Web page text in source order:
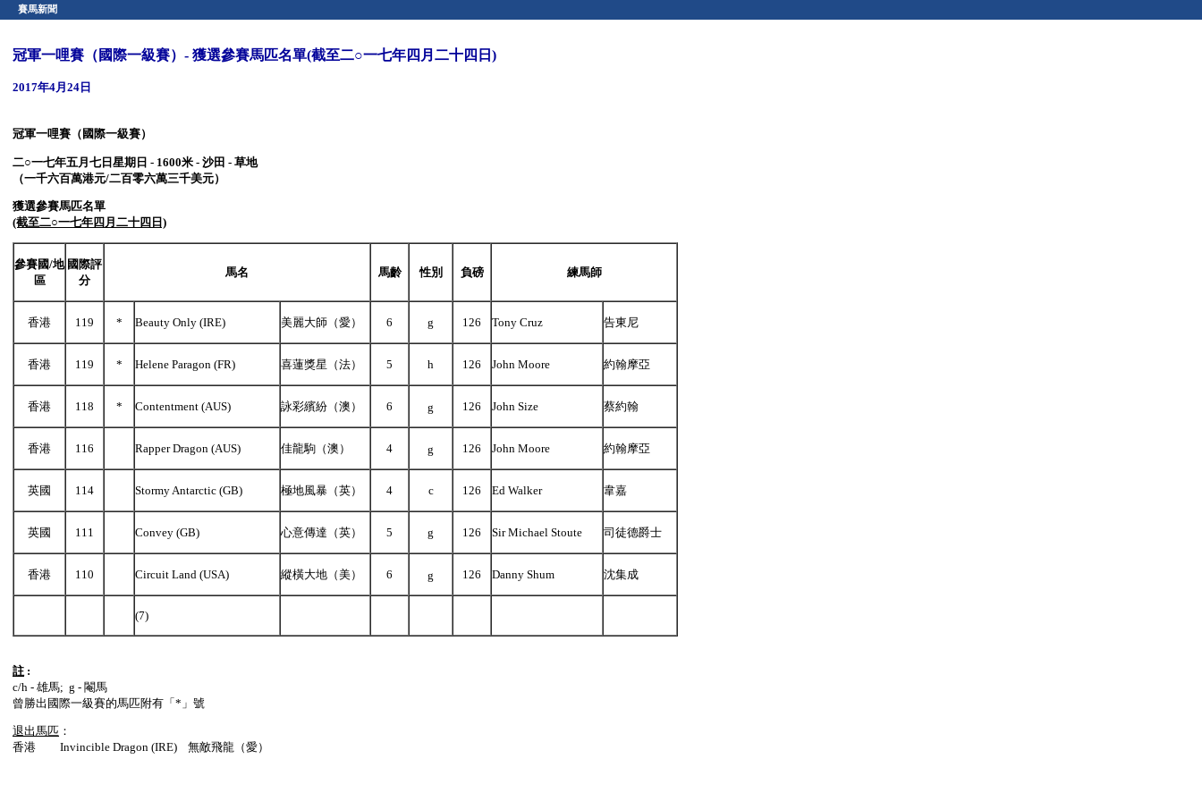
賽馬新聞
冠軍一哩賽（國際一級賽）- 獲選參賽馬匹名單(截至二○一七年四月二十四日)
2017年4月24日
冠軍一哩賽（國際一級賽）
二○一七年五月七日星期日 - 1600米 - 沙田 - 草地
（一千六百萬港元/二百零六萬三千美元）
獲選參賽馬匹名單
(截至二○一七年四月二十四日)
參賽國/地
區
國際評
分
馬名 馬齡 性別 負磅 練馬師
香港 119 * Beauty Only (IRE) 美麗大師（愛） 6 g 126 Tony Cruz 告東尼
香港 119 * Helene Paragon (FR) 喜蓮獎星（法） 5 h 126 John Moore 約翰摩亞
香港 118 * Contentment (AUS) 詠彩繽紛（澳） 6 g 126 John Size 蔡約翰
香港 116 Rapper Dragon (AUS) 佳龍駒（澳） 4 g 126 John Moore 約翰摩亞
英國 114 Stormy Antarctic (GB) 極地風暴（英） 4 c 126 Ed Walker 韋嘉
英國 111 Convey (GB) 心意傳達（英） 5 g 126 Sir Michael Stoute 司徒德爵士
香港 110 Circuit Land (USA) 縱橫大地（美） 6 g 126 Danny Shum 沈集成
(7)
註 :
c/h - 雄馬; g - 閹馬
曾勝出國際一級賽的馬匹附有「*」號
退出馬匹 ：
香港 Invincible Dragon (IRE) 無敵飛龍（愛）